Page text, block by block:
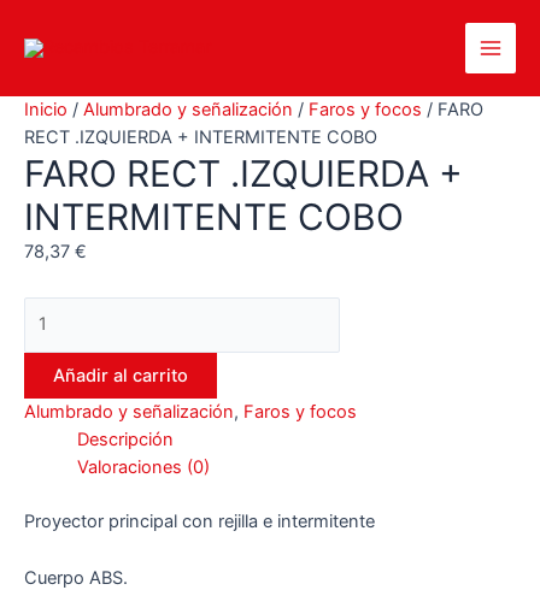
Main
Inicio / Alumbrado y señalización / Faros y focos / FARO
RECT .IZQUIERDA + INTERMITENTE COBO
FARO RECT .IZQUIERDA +
INTERMITENTE COBO
78,37 €
RECT
.IZQUIERDA
INTERMITENTE
cantidad
Añadir al carrito
Alumbrado y señalización, Faros y focos
Descripción
Valoraciones (0)
Proyector principal con rejilla e intermitente
Cuerpo ABS.